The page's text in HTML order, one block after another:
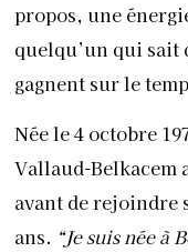
propos, une
quelqu’un qui sait
gagnent sur le
Née le 4 octobre
Vallaud-Belkacem
avant de rejoindre
ans. “Je suis née